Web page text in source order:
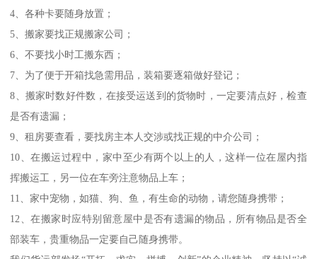
4、各种卡要随身放置；
5、搬家要找正规搬家公司；
6、不要找小时工搬东西；
7、为了便于开箱找急需用品，装箱要逐箱做好登记；
8、搬家时数好件数，在接受运送到的货物时，一定要清点好，检查
是否有遗漏；
9、租房要查看，要找房主本人交涉或找正规的中介公司；
10、在搬运过程中，家中至少有两个以上的人，这样一位在屋内指
挥搬运工，另一位在车旁注意物品上车；
11、家中宠物，如猫、狗、鱼，有生命的动物，请您随身携带；
12、在搬家时应特别留意屋中是否有遗漏的物品，所有物品是否全
部装车，贵重物品一定要自己随身携带。